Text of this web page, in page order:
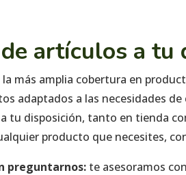
artículos a tu
la más amplia cobertura en
adaptados a las necesidades
tu disposición, tanto en tienda
producto que necesites,
preguntarnos: te asesoramos con